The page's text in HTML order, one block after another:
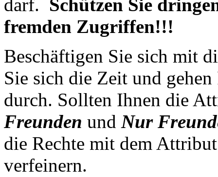
darf. Schützen Sie
fremden Zugriffen!!!
Beschäftigen Sie sich mit
Sie sich die Zeit und
durch. Sollten Ihnen die
Freunden und Nur
die Rechte mit dem
verfeinern.